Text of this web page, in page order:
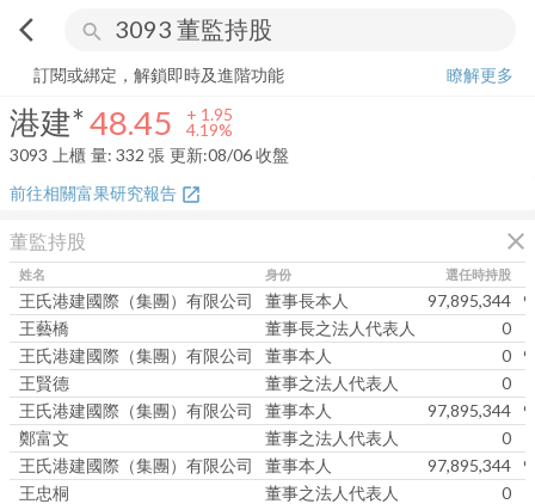
arrow_back_ios search
港建* 48.45 4.19%
訂閱或綁定，解鎖即時及進階功能
瞭解更多
港建*48.45 + 1.95
4.19%
3093
上櫃 量: 332 張 更新:08/06 收盤
前往相關富果研究報告 open_in_new
董監持股 close
姓名 身份 選任時持股
王氏港建國際（集團）有限公司 董事長本人 97,895,344
王藝橋
董事長之法人代表人
0
王氏港建國際（集團）有限公司
董事本人 0
王賢德
董事之法人代表人
0
王氏港建國際（集團）有限公司
董事本人 97,895,344
鄭富文
董事之法人代表人
0
王氏港建國際（集團）有限公司
董事本人 97,895,344
王忠桐
董事之法人代表人
0